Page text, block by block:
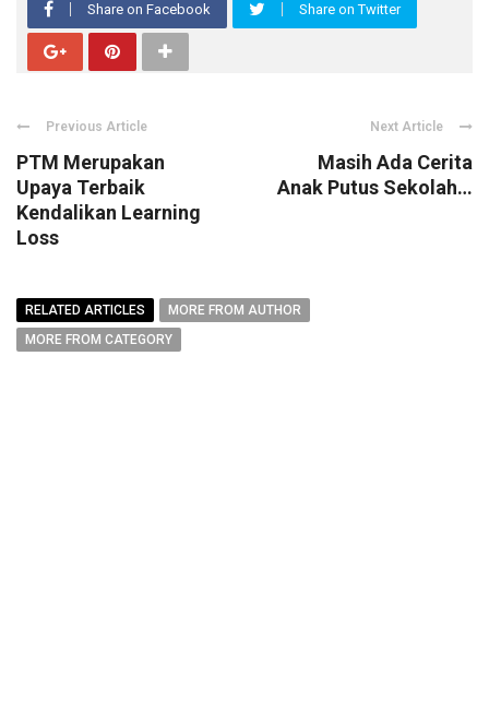
Share on Facebook Share on Twitter
Previous Article
PTM Merupakan
Upaya Terbaik
Kendalikan Learning
Loss
Next Article
Masih Ada Cerita
Anak Putus Sekolah…
RELATED ARTICLES
MORE FROM AUTHOR
MORE FROM CATEGORY